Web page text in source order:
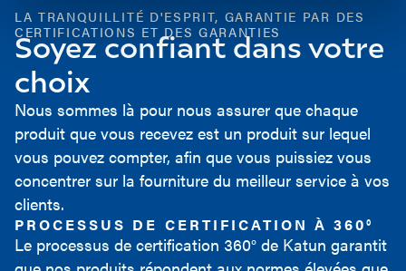
LA TRANQUILLITÉ D'ESPRIT, GARANTIE PAR DES
CERTIFICATIONS ET DES GARANTIES
Soyez confiant dans votre
choix
Nous sommes là pour nous assurer que chaque
produit que vous recevez est un produit sur lequel
vous pouvez compter, afin que vous puissiez vous
concentrer sur la fourniture du meilleur service à vos
clients.
PROCESSUS DE CERTIFICATION À 360°
Le processus de certification 360° de Katun garantit